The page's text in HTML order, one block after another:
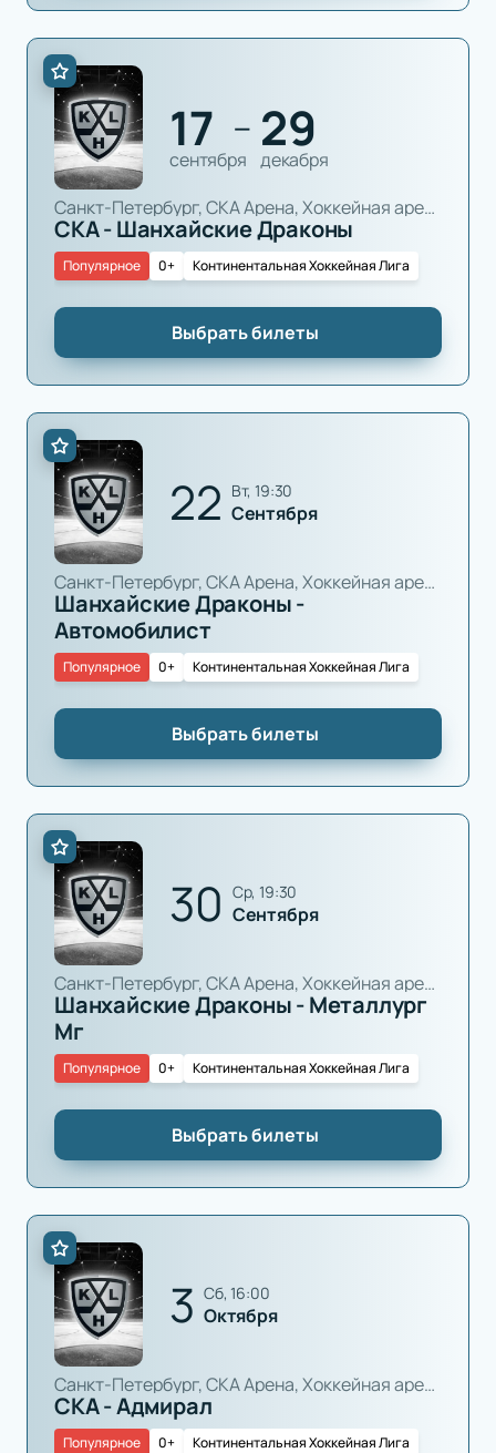
17
сентября
— 29
декабря
Санкт-Петербург, СКА Арена, Хоккейная арена
СКА - Шанхайские Драконы
0+ Континентальная Хоккейная Лига
Популярное
Выбрать билеты
22 вт, 19:30
Сентября
Санкт-Петербург, СКА Арена, Хоккейная арена
Шанхайские Драконы -
Автомобилист
0+ Континентальная Хоккейная Лига
Популярное
Выбрать билеты
30 ср, 19:30
Сентября
Санкт-Петербург, СКА Арена, Хоккейная арена
Шанхайские Драконы - Металлург
Мг
0+ Континентальная Хоккейная Лига
Популярное
Выбрать билеты
3 сб, 16:00
Октября
Санкт-Петербург, СКА Арена, Хоккейная арена
СКА - Адмирал
0+ Континентальная Хоккейная Лига
Популярное